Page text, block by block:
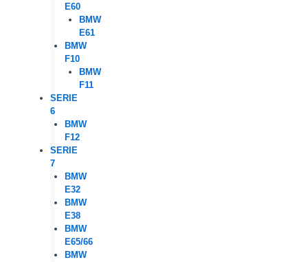
E60
BMW
E61
BMW
F10
BMW
F11
SERIE
6
BMW
F12
SERIE
7
BMW
E32
BMW
E38
BMW
E65/66
BMW